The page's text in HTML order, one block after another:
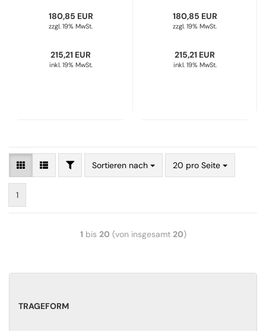
180,85 EUR
zzgl. 19% MwSt.
215,21 EUR
inkl. 19% MwSt.
180,85 EUR
zzgl. 19% MwSt.
215,21 EUR
inkl. 19% MwSt.
Sortieren nach 20 pro Seite
1
1 bis 20 (von insgesamt 20)
TRAGEFORM